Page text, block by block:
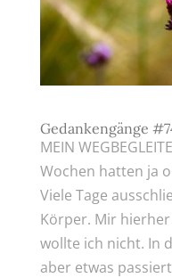
Gedankengänge
MEIN
Wochen hatten ja
Viele Tage
Körper. Mir
wollte ich nicht. In
aber etwas